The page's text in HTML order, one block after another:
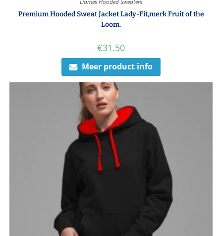
Premium Hooded Sweat Jacket Lady-Fit,merk Fruit of the
Loom.
€31.50
Meer product info